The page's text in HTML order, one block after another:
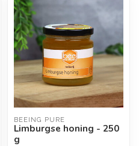
BEEING PURE
Limburgse honing - 250
g